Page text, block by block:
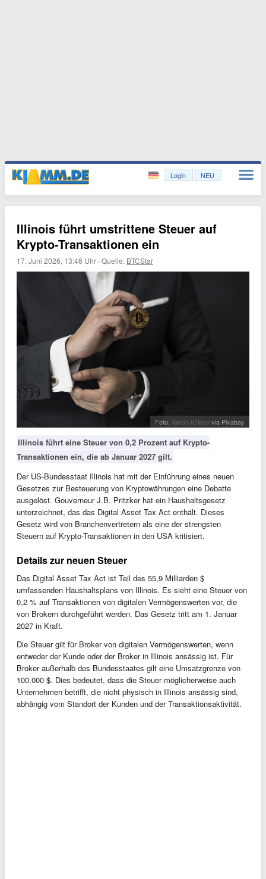
Login NEU
Illinois führt umstrittene Steuer auf
Krypto-Transaktionen ein
17. Juni 2026, 13:46 Uhr ·Quelle: BTCStar
Foto: AaronJOlson via Pixabay
Illinois führt eine Steuer von 0,2 Prozent auf Krypto-
Transaktionen ein, die ab Januar 2027 gilt.
Der US-Bundesstaat Illinois hat mit der Einführung eines neuen
Gesetzes zur Besteuerung von Kryptowährungen eine Debatte
ausgelöst. Gouverneur J.B. Pritzker hat ein Haushaltsgesetz
unterzeichnet, das das Digital Asset Tax Act enthält. Dieses
Gesetz wird von Branchenvertretern als eine der strengsten
Steuern auf Krypto-Transaktionen in den USA kritisiert.
Details zur neuen Steuer
Das Digital Asset Tax Act ist Teil des 55,9 Milliarden $
umfassenden Haushaltsplans von Illinois. Es sieht eine Steuer von
0,2 % auf Transaktionen von digitalen Vermögenswerten vor, die
von Brokern durchgeführt werden. Das Gesetz tritt am 1. Januar
2027 in Kraft.
Die Steuer gilt für Broker von digitalen Vermögenswerten, wenn
entweder der Kunde oder der Broker in Illinois ansässig ist. Für
Broker außerhalb des Bundesstaates gilt eine Umsatzgrenze von
100.000 $. Dies bedeutet, dass die Steuer möglicherweise auch
Unternehmen betrifft, die nicht physisch in Illinois ansässig sind,
abhängig vom Standort der Kunden und der Transaktionsaktivität.